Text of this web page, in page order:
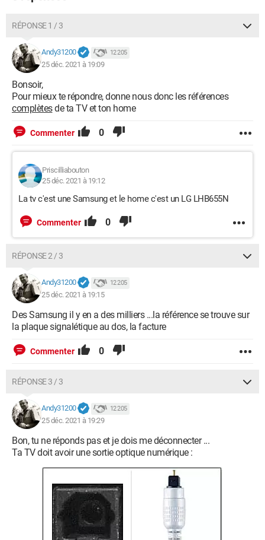
RÉPONSE 1 / 3
Andy31200 12 205
25 déc. 2021 à 19:09
Bonsoir,
Pour mieux te répondre, donne nous donc les références
complètesde ta TV et ton home
Commenter 0
Priscilliabouton
25 déc. 2021 à 19:12
La tv c'est une Samsung et le home c'est un LG LHB655N
Commenter 0
RÉPONSE 2 / 3
Andy31200 12 205
25 déc. 2021 à 19:15
Des Samsung il y en a des milliers ...la référence se trouve sur
la plaque signalétique au dos, la facture
Commenter 0
RÉPONSE 3 / 3
Andy31200 12 205
25 déc. 2021 à 19:29
Bon, tu ne réponds pas et je dois me déconnecter ...
Ta TV doit avoir une sortie optique numérique :